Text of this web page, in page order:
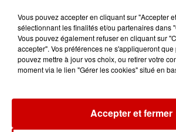
Jeux
Le Duel - Gagnez
pour l'un des
Vous pouvez accepter en cliquant sur "Accepter
sélectionnant les finalités et/ou partenaires dans
Vous pouvez également refuser en cliquant sur
accepter". Vos préférences ne s'appliqueront que
pouvez mettre à jour vos choix, ou retirer votre
moment via le lien "Gérer les cookies" situé en
Accepter et fermer